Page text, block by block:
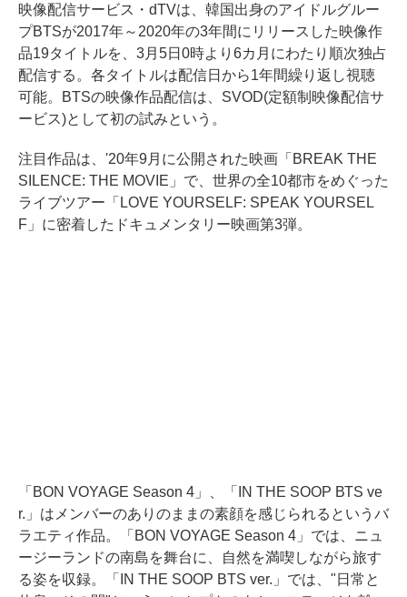
映像配信サービス・dTVは、韓国出身のアイドルグルー
プBTSが2017年～2020年の3年間にリリースした映像作
品19タイトルを、3月5日0時より6カ月にわたり順次独占
配信する。各タイトルは配信日から1年間繰り返し視聴
可能。BTSの映像作品配信は、SVOD(定額制映像配信サ
ービス)として初の試みという。
注目作品は、'20年9月に公開された映画「BREAK THE
SILENCE: THE MOVIE」で、世界の全10都市をめぐった
ライブツアー「LOVE YOURSELF: SPEAK YOURSEL
F」に密着したドキュメンタリー映画第3弾。
「BON VOYAGE Season 4」、「IN THE SOOP BTS ve
r.」はメンバーのありのままの素顔を感じられるというバ
ラエティ作品。「BON VOYAGE Season 4」では、ニュ
ージーランドの南島を舞台に、自然を満喫しながら旅す
る姿を収録。「IN THE SOOP BTS ver.」では、"日常と